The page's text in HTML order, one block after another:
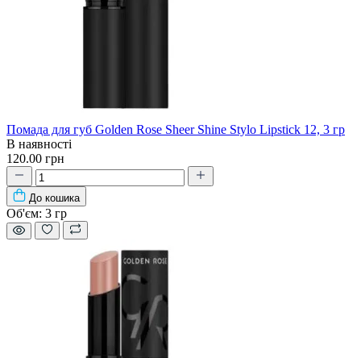
Помада для губ Golden Rose Sheer Shine Stylo Lipstick 12, 3 гр
В наявності
120.00 грн
До кошика
Об'єм: 3 гр